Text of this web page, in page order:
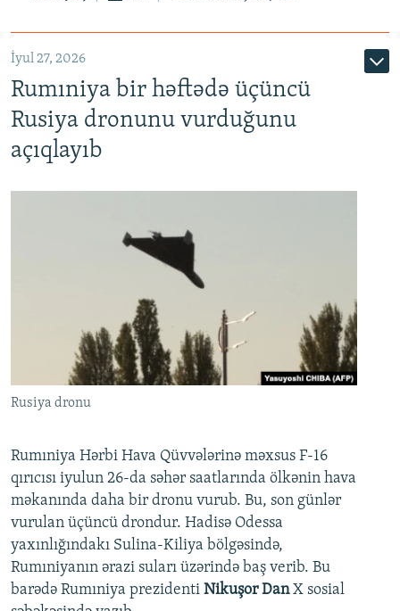
İyul 27, 2026
Rumıniya bir həftədə üçüncü
Rusiya dronunu vurduğunu
açıqlayıb
Rusiya dronu
Rumıniya Hərbi Hava Qüvvələrinə məxsus F-16
qırıcısı iyulun 26-da səhər saatlarında ölkənin hava
məkanında daha bir dronu vurub. Bu, son günlər
vurulan üçüncü drondur. Hadisə Odessa
yaxınlığındakı Sulina-Kiliya bölgəsində,
Rumıniyanın ərazi suları üzərində baş verib. Bu
barədə Rumıniya prezidenti Nikuşor DanX sosial